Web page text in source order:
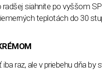
radšej siahnite po vyššom
teplotách do 30
raz, ale v priebehu dňa by